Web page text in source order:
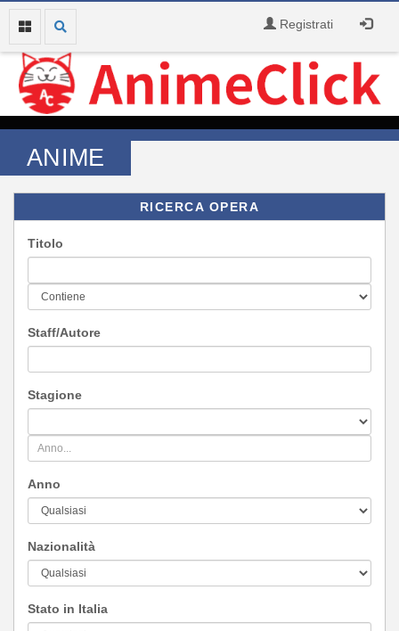
Registrati
ANIME
RICERCA OPERA
Titolo
Staff/Autore
Stagione
Anno
Nazionalità
Stato in Italia